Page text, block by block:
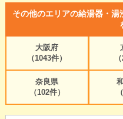
その他のエリアの給湯器・
大阪府
（1043件）
奈良県
（102件）